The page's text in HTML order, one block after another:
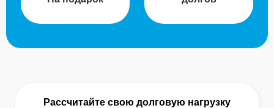
Рассчитайте свою долговую нагрузку